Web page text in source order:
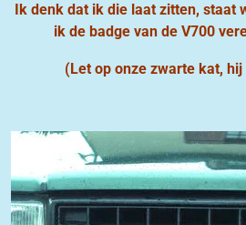
Ik denk dat ik die laat zitten, staat
ik de badge van de V700
(Let op onze zwarte kat,